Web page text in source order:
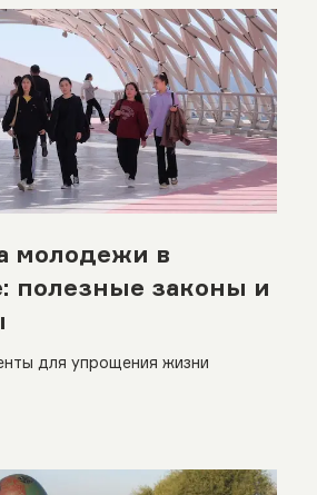
молодежи в
полезные законы и
для упрощения жизни